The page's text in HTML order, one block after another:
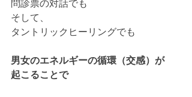
問診票の対話でも
そして、
タントリックヒーリングでも
男女のエネルギーの循環（交感）が
起こることで